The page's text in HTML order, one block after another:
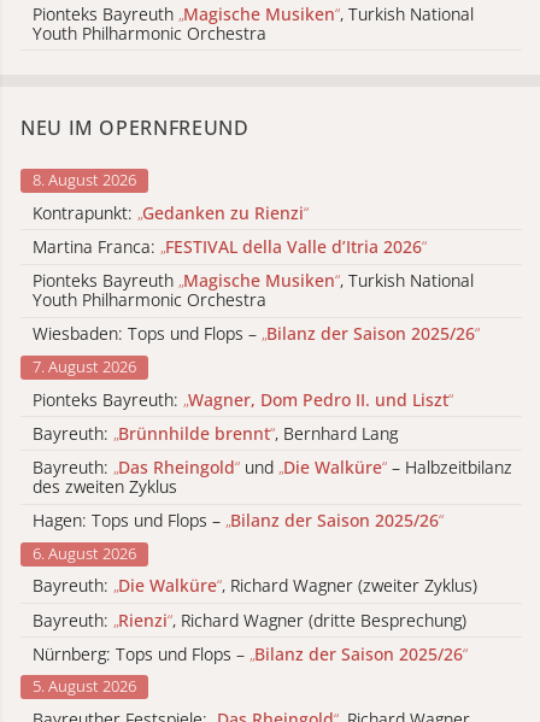
Pionteks Bayreuth „Magische Musiken“, Turkish National
Youth Philharmonic Orchestra
NEU IM OPERNFREUND
8. August 2026
Kontrapunkt: „Gedanken zu Rienzi“
Martina Franca: „FESTIVAL della Valle d’Itria 2026“
Pionteks Bayreuth „Magische Musiken“, Turkish National
Youth Philharmonic Orchestra
Wiesbaden: Tops und Flops – „Bilanz der Saison 2025/26“
7. August 2026
Pionteks Bayreuth: „Wagner, Dom Pedro II. und Liszt“
Bayreuth: „Brünnhilde brennt“, Bernhard Lang
Bayreuth: „Das Rheingold“ und „Die Walküre“ – Halbzeitbilanz
des zweiten Zyklus
Hagen: Tops und Flops – „Bilanz der Saison 2025/26“
6. August 2026
Bayreuth: „Die Walküre“, Richard Wagner (zweiter Zyklus)
Bayreuth: „Rienzi“, Richard Wagner (dritte Besprechung)
Nürnberg: Tops und Flops – „Bilanz der Saison 2025/26“
5. August 2026